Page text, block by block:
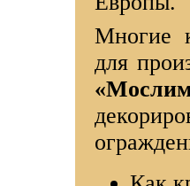
Многие
для